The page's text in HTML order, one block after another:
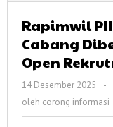
Rapimwil
Cabang
Open
14 Desember 2025 -
oleh corong informasi